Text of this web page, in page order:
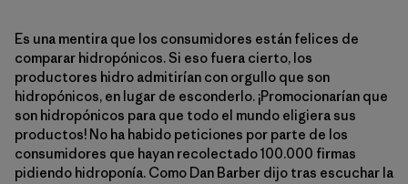
Es una mentira que los consumidores están felices de
comparar hidropónicos. Si eso fuera cierto, los
productores hidro admitirían con orgullo que son
hidropónicos, en lugar de esconderlo. ¡Promocionarían que
son hidropónicos para que todo el mundo eligiera sus
productos! No ha habido peticiones por parte de los
consumidores que hayan recolectado 100.000 firmas
pidiendo hidroponía. Como Dan Barber dijo tras escuchar la